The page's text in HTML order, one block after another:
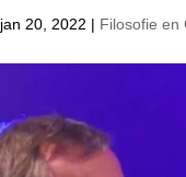
jan 20, 2022 | Filosofie en